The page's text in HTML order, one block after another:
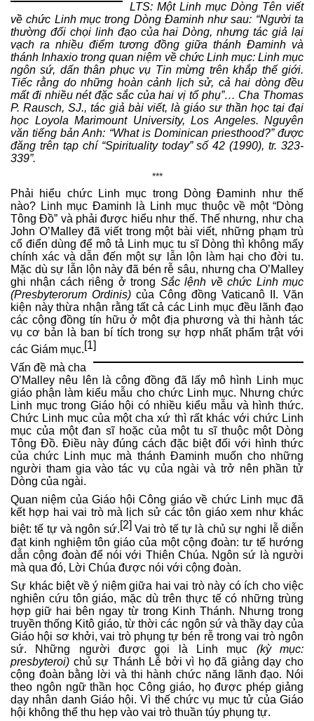
LTS: Một Linh mục Dòng Tên viết
về chức Linh mục trong Dòng Đaminh như sau: “Người ta
thường đối chọi linh đạo của hai Dòng, nhưng tác giả lại
vạch ra nhiều điểm tương đồng giữa thánh Đaminh và
thánh Inhaxio trong quan niệm về chức Linh mục: Linh mục
ngôn sứ, dấn thân phục vụ Tin mừng trên khắp thế giới.
Tiếc rằng do những hoàn cảnh lịch sử, cả hai dòng đều
mất đi nhiều nét đặc sắc của hai vị tổ phụ”… Cha Thomas
P. Rausch, SJ., tác giả bài viết, là giáo sư thần học tại đại
học Loyola Marimount University, Los Angeles. Nguyên
văn tiếng bản Anh: “What is Dominican priesthood?” được
đăng trên tạp chí “Spirituality today” số 42 (1990), tr. 323-
339”.
***
Phải hiểu chức Linh mục trong Dòng Đaminh như thế
nào? Linh mục Đaminh là Linh mục thuộc về một “Dòng
Tông Đồ” và phải được hiểu như thế. Thế nhưng, như cha
John O’Malley đã viết trong một bài viết, những phạm trù
cổ điển dùng để mô tả Linh mục tu sĩ Dòng thì không mấy
chính xác và dẫn đến một sự lẫn lộn làm hại cho đời tu.
Mặc dù sự lẫn lộn này đã bén rễ sâu, nhưng cha O’Malley
ghi nhận cách riêng ở trong Sắc lệnh về chức Linh mục
(Presbyterorum Ordinis) của Công đồng Vaticanô II. Văn
kiện này thừa nhận rằng tất cả các Linh mục đều lãnh đạo
các cộng đồng tín hữu ở một địa phương và thi hành tác
vụ cơ bản là ban bí tích trong sự hợp nhất phẩm trật với
các Giám mục.[1]
Vấn đề mà cha
O’Malley nêu lên là công đồng đã lấy mô hình Linh mục
giáo phận làm kiểu mẫu cho chức Linh mục. Nhưng chức
Linh mục trong Giáo hội có nhiều kiểu mẫu và hình thức.
Chức Linh mục của một cha xứ thì rất khác với chức Linh
mục của một đan sĩ hoặc của một tu sĩ thuộc một Dòng
Tông Đồ. Điều này đúng cách đặc biệt đối với hình thức
của chức Linh mục mà thánh Đaminh muốn cho những
người tham gia vào tác vụ của ngài và trở nên phần tử
Dòng của ngài.
Quan niệm của Giáo hội Công giáo về chức Linh mục đã
kết hợp hai vai trò mà lịch sử các tôn giáo xem như khác
biệt: tế tự và ngôn sứ.[2]Vai trò tế tự là chủ sự nghi lễ diễn
đạt kinh nghiệm tôn giáo của một cộng đoàn: tư tế hướng
dẫn cộng đoàn để nói với Thiên Chúa. Ngôn sứ là người
mà qua đó, Lời Chúa được nói với cộng đoàn.
Sự khác biệt về ý niệm giữa hai vai trò này có ích cho việc
nghiên cứu tôn giáo, mặc dù trên thực tế có những trùng
hợp giữ hai bên ngay từ trong Kinh Thánh. Nhưng trong
truyền thống Kitô giáo, từ thời các ngôn sứ và thầy dạy của
Giáo hội sơ khởi, vai trò phụng tự bén rễ trong vai trò ngôn
sứ. Những người được gọi là Linh mục (kỳ mục:
presbyteroi) chủ sự Thánh Lễ bởi vì họ đã giảng dạy cho
cộng đoàn bằng lời và thi hành chức năng lãnh đạo. Nói
theo ngôn ngữ thần học Công giáo, họ được phép giảng
dạy nhân danh Giáo hội. Vì thế chức vụ mục tử của Giáo
hội không thể thu hẹp vào vai trò thuần túy phụng tự.